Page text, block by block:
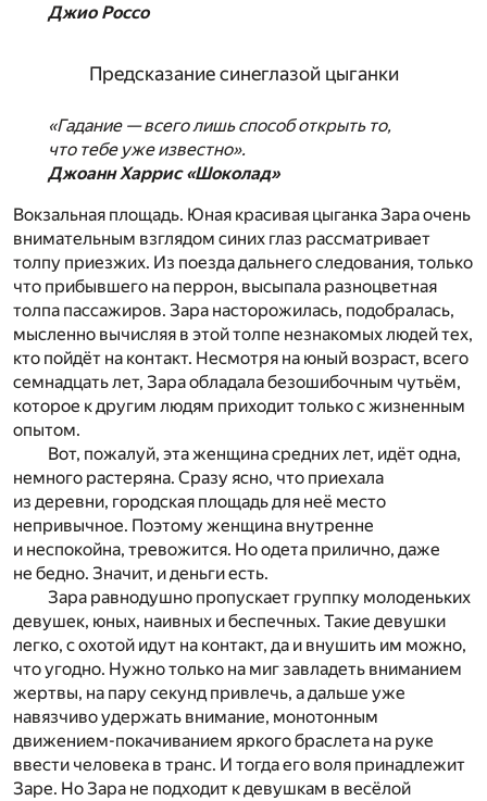
Джио Россо
Предсказание синеглазой цыганки
«Гадание — всего лишь способ открыть то,
что тебе уже известно».
Джоанн Харрис «Шоколад»
Вокзальная площадь. Юная красивая цыганка Зара очень
внимательным взглядом синих глаз рассматривает
толпу приезжих. Из поезда дальнего следования, только
что прибывшего на перрон, высыпала разноцветная
толпа пассажиров. Зара насторожилась, подобралась,
мысленно вычисляя в этой толпе незнакомых людей тех,
кто пойдёт на контакт. Несмотря на юный возраст, всего
семнадцать лет, Зара обладала безошибочным чутьём,
которое к другим людям приходит только с жизненным
опытом.
Вот, пожалуй, эта женщина средних лет, идёт одна,
немного растеряна. Сразу ясно, что приехала
из деревни, городская площадь для неё место
непривычное. Поэтому женщина внутренне
и неспокойна, тревожится. Но одета прилично, даже
не бедно. Значит, и деньги есть.
Зара равнодушно пропускает группку молоденьких
девушек, юных, наивных и беспечных. Такие девушки
легко, с охотой идут на контакт, да и внушить им можно,
что угодно. Нужно только на миг завладеть вниманием
жертвы, на пару секунд привлечь, а дальше уже
навязчиво удержать внимание, монотонным
движением-покачиванием яркого браслета на руке
ввести человека в транс. И тогда его воля принадлежит
Заре. Но Зара не подходит к девушкам в весёлой